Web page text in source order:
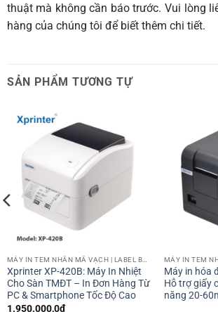
thuật mà không cần báo trước. Vui lòng
hàng của chúng tôi để biết thêm chi tiết.
SẢN PHẨM TƯƠNG TỰ
Xprinter XP-420B: Máy In Nhiệt
Cho Sàn TMĐT – In Đơn Hàng Từ
PC & Smartphone Tốc Độ Cao
1.950.000,0₫
Máy in hóa
Hỗ trợ giấy
năng 20-